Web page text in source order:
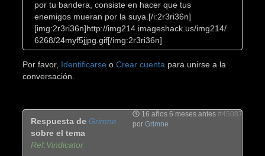
por tu bandera, consiste en hacer que tus
enemigos mueran por la suya.[/i:2r3ri36n]
[img:2r3ri36n]http://img214.imageshack.us/img214/
6268/24myf5jjpg.gif[/img:2r3ri36n]
Por favor, Identificarse oCrear cuenta para unirse a la
conversación.
16 años 6 meses antes #45087
por Grimne
Respuesta de Grimne
sobre el tema
Ref:Vindicator